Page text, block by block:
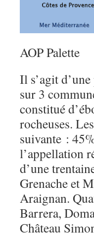
AOP Palette
Il s’agit
sur 3
constitué
rocheuses.
suivante :
l’appellation
d’une
Grenache et
Araignan.
Barrera,
Château